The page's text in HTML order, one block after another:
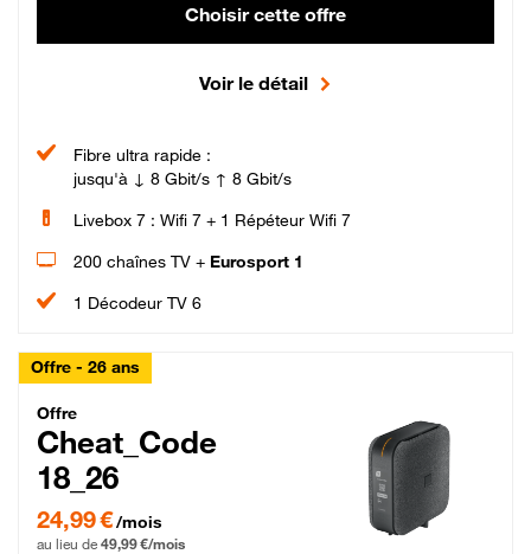
Choisir cette offre
Voir le détail
Fibre ultra rapide :
jusqu'à ↓ 8 Gbit/s ↑ 8 Gbit/s
Livebox 7 : Wifi 7 + 1 Répéteur Wifi 7
200 chaînes TV + Eurosport 1
1 Décodeur TV 6
Offre - 26 ans
Cheat_Code Fibre_18_26
Offre
Cheat_Code
18_26
24,99 € par mois pendant 0 mois puis 49,99 € par mois, Sans engagement
24,99 €/mois
au lieu de 49,99 €/mois